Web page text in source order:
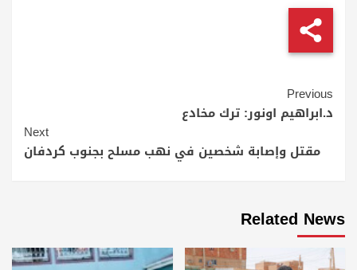
Continue
Reading
Previous
د.ابراهيم اونور: ترك مخادع
Next
مقتل وإصابة شخصين في نهب مسلح بجنوب كردفان
Related News